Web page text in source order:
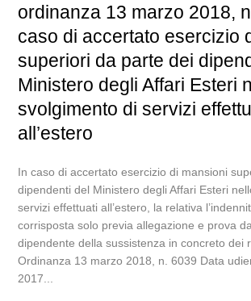
ordinanza 13 marzo 2018,
caso di accertato esercizio
superiori da parte dei
Ministero degli Affari Esteri
svolgimento di servizi
all’estero
In caso di accertato esercizio di mansioni
dipendenti del Ministero degli Affari Esteri
servizi effettuati all’estero, la relativa
corrisposta solo previa allegazione e prova
dipendente della sussistenza in concreto dei
Ordinanza 13 marzo 2018, n. 6039 Data
2017...